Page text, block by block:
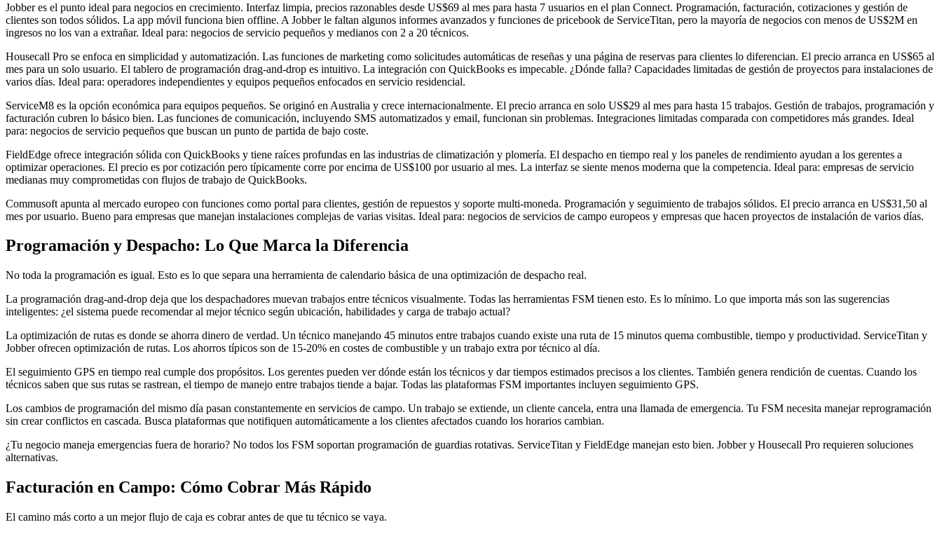
Jobber es el punto ideal para negocios en crecimiento. Interfaz limpia, precios razonables desde US$69 al mes para hasta 7 usuarios en el plan Connect. Programación, facturación, cotizaciones y gestión de
clientes son todos sólidos. La app móvil funciona bien offline. A Jobber le faltan algunos informes avanzados y funciones de pricebook de ServiceTitan, pero la mayoría de negocios con menos de US$2M en
ingresos no los van a extrañar. Ideal para: negocios de servicio pequeños y medianos con 2 a 20 técnicos.
Housecall Pro se enfoca en simplicidad y automatización. Las funciones de marketing como solicitudes automáticas de reseñas y una página de reservas para clientes lo diferencian. El precio arranca en US$65 al
mes para un solo usuario. El tablero de programación drag-and-drop es intuitivo. La integración con QuickBooks es impecable. ¿Dónde falla? Capacidades limitadas de gestión de proyectos para instalaciones de
varios días. Ideal para: operadores independientes y equipos pequeños enfocados en servicio residencial.
ServiceM8 es la opción económica para equipos pequeños. Se originó en Australia y crece internacionalmente. El precio arranca en solo US$29 al mes para hasta 15 trabajos. Gestión de trabajos, programación y
facturación cubren lo básico bien. Las funciones de comunicación, incluyendo SMS automatizados y email, funcionan sin problemas. Integraciones limitadas comparada con competidores más grandes. Ideal
para: negocios de servicio pequeños que buscan un punto de partida de bajo coste.
FieldEdge ofrece integración sólida con QuickBooks y tiene raíces profundas en las industrias de climatización y plomería. El despacho en tiempo real y los paneles de rendimiento ayudan a los gerentes a
optimizar operaciones. El precio es por cotización pero típicamente corre por encima de US$100 por usuario al mes. La interfaz se siente menos moderna que la competencia. Ideal para: empresas de servicio
medianas muy comprometidas con flujos de trabajo de QuickBooks.
Commusoft apunta al mercado europeo con funciones como portal para clientes, gestión de repuestos y soporte multi-moneda. Programación y seguimiento de trabajos sólidos. El precio arranca en US$31,50 al
mes por usuario. Bueno para empresas que manejan instalaciones complejas de varias visitas. Ideal para: negocios de servicios de campo europeos y empresas que hacen proyectos de instalación de varios días.
Programación y Despacho: Lo Que Marca la Diferencia
No toda la programación es igual. Esto es lo que separa una herramienta de calendario básica de una optimización de despacho real.
La programación drag-and-drop deja que los despachadores muevan trabajos entre técnicos visualmente. Todas las herramientas FSM tienen esto. Es lo mínimo. Lo que importa más son las sugerencias
inteligentes: ¿el sistema puede recomendar al mejor técnico según ubicación, habilidades y carga de trabajo actual?
La optimización de rutas es donde se ahorra dinero de verdad. Un técnico manejando 45 minutos entre trabajos cuando existe una ruta de 15 minutos quema combustible, tiempo y productividad. ServiceTitan y
Jobber ofrecen optimización de rutas. Los ahorros típicos son de 15-20% en costes de combustible y un trabajo extra por técnico al día.
El seguimiento GPS en tiempo real cumple dos propósitos. Los gerentes pueden ver dónde están los técnicos y dar tiempos estimados precisos a los clientes. También genera rendición de cuentas. Cuando los
técnicos saben que sus rutas se rastrean, el tiempo de manejo entre trabajos tiende a bajar. Todas las plataformas FSM importantes incluyen seguimiento GPS.
Los cambios de programación del mismo día pasan constantemente en servicios de campo. Un trabajo se extiende, un cliente cancela, entra una llamada de emergencia. Tu FSM necesita manejar reprogramación
sin crear conflictos en cascada. Busca plataformas que notifiquen automáticamente a los clientes afectados cuando los horarios cambian.
¿Tu negocio maneja emergencias fuera de horario? No todos los FSM soportan programación de guardias rotativas. ServiceTitan y FieldEdge manejan esto bien. Jobber y Housecall Pro requieren soluciones
alternativas.
Facturación en Campo: Cómo Cobrar Más Rápido
El camino más corto a un mejor flujo de caja es cobrar antes de que tu técnico se vaya.